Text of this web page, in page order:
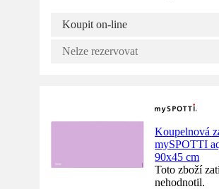
Koupit on-line
Nelze rezervovat
Koupelnová
mySPOTTI
90x45 cm
Toto zboží
nehodnotil.